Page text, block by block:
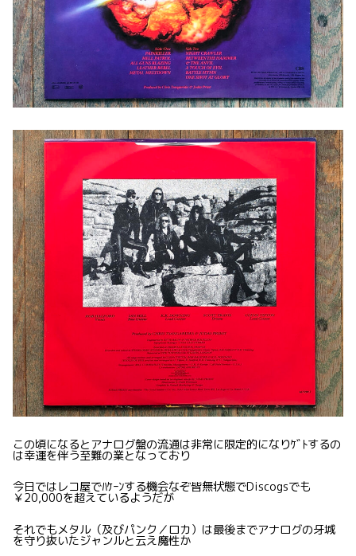
この頃になるとアナログ盤の流通は非常に限定的になりｹﾞﾄするの
は幸運を伴う至難の業となっており
今日ではレコ屋でﾊｹｰﾝする機会なぞ皆無状態でDiscogsでも
￥20,000を超えているようだが
それでもメタル（及びパンク／ロカ）は最後までアナログの牙城
を守り抜いたジャンルと云え魔性か